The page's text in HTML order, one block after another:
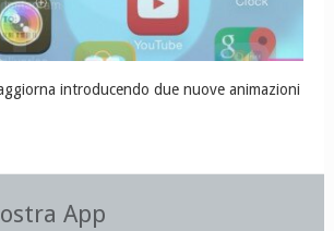
introducendo due nuove animazioni
App